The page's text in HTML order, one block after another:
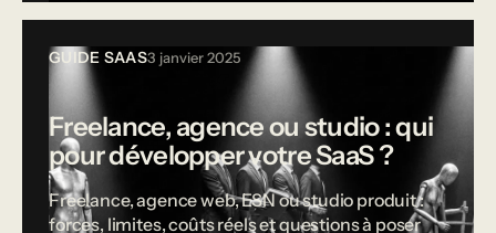
GUIDE SAAS3 janvier 2025
Freelance, agence ou studio : qui
pour développer votre SaaS ?
Freelance, agence web, ESN ou studio produit :
forces, limites, coûts réels et questions à poser